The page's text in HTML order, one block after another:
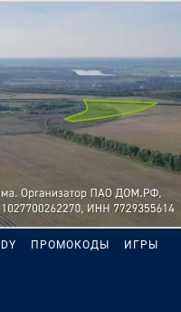
ПРОМОКОДЫ ИГРЫ